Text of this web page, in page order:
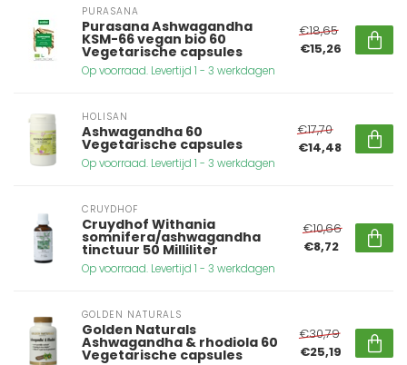
PURASANA
Purasana Ashwagandha
KSM-66 vegan bio 60
Vegetarische capsules
Op voorraad. Levertijd 1 - 3 werkdagen
€18,65
€15,26
HOLISAN
Ashwagandha 60
Vegetarische capsules
Op voorraad. Levertijd 1 - 3 werkdagen
€17,70
€14,48
CRUYDHOF
Cruydhof Withania
somnifera/ashwagandha
tinctuur 50 Milliliter
Op voorraad. Levertijd 1 - 3 werkdagen
€10,66
€8,72
GOLDEN NATURALS
Golden Naturals
Ashwagandha & rhodiola 60
Vegetarische capsules
€30,79
€25,19